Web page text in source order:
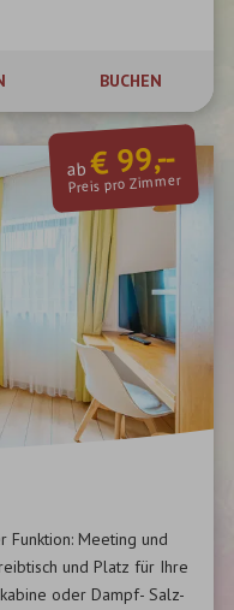
BUCHEN
ab€ 99,--
Preis pro Zimmer
Meeting und
und Platz für Ihre
oder Dampf- Salz-